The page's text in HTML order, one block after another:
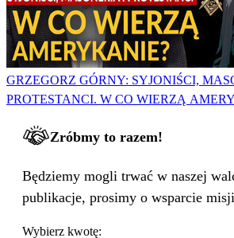
GRZEGORZ GÓRNY: SYJONIŚCI,
PROTESTANCI. W CO WIERZĄ
Zróbmy to razem!
Będziemy mogli trwać w naszej
publikacje, prosimy o wsparcie
Wybierz kwotę: